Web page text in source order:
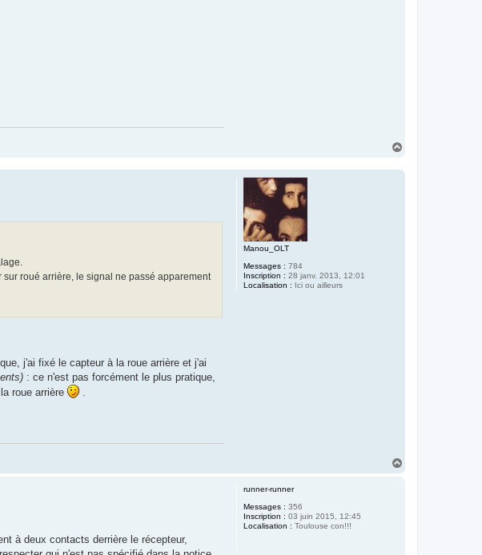
Manou_OLT
Messages : 784
Inscription : 28 janv. 2013, 12:01
Localisation : Ici ou ailleurs
sur roué arrière, le signal ne passé apparement
j'ai fixé le capteur à la roue arrière et j'ai
: ce n'est pas forcément le plus pratique,
roue arrière
.
runner-runner
Messages : 356
Inscription : 03 juin 2015, 12:45
Localisation : Toulouse con!!!
à deux contacts derrière le récepteur,